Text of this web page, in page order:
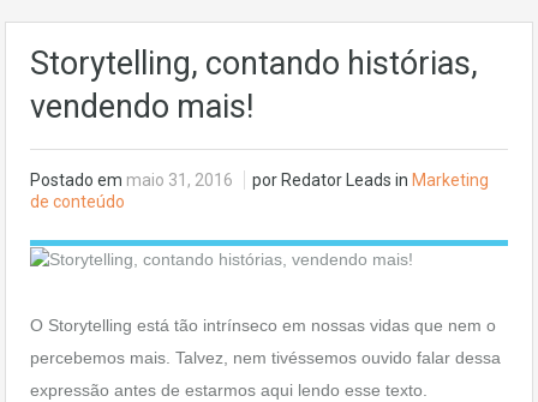
Storytelling, contando histórias,
vendendo mais!
Postado em maio 31, 2016 por Redator Leads in Marketing
de conteúdo
O Storytelling está tão intrínseco em nossas vidas que nem o
percebemos mais. Talvez, nem tivéssemos ouvido falar dessa
expressão antes de estarmos aqui lendo esse texto.